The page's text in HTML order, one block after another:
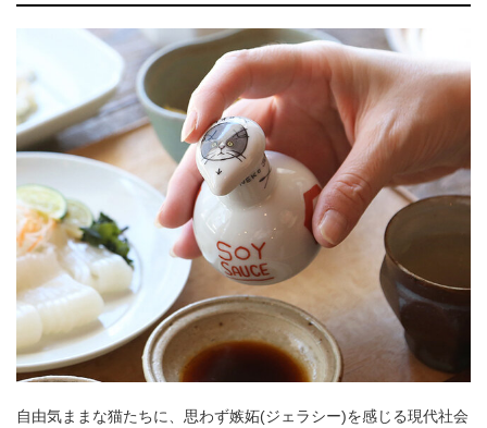
自由気ままな猫たちに、思わず嫉妬(ジェラシー)を感じる現代社会